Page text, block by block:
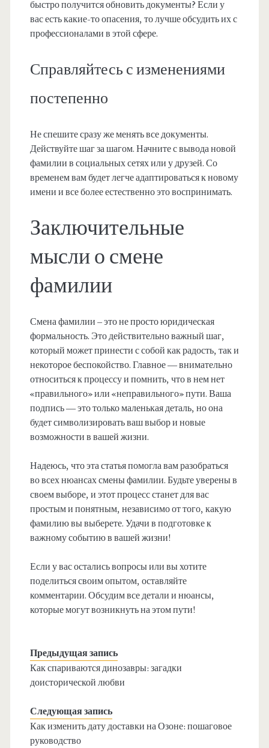
быстро получится обновить документы? Если у
вас есть какие-то опасения, то лучше обсудить их с
профессионалами в этой сфере.
Справляйтесь с изменениями
постепенно
Не спешите сразу же менять все документы.
Действуйте шаг за шагом. Начните с вывода новой
фамилии в социальных сетях или у друзей. Со
временем вам будет легче адаптироваться к новому
имени и все более естественно это воспринимать.
Заключительные
мысли о смене
фамилии
Смена фамилии – это не просто юридическая
формальность. Это действительно важный шаг,
который может принести с собой как радость, так и
некоторое беспокойство. Главное — внимательно
относиться к процессу и помнить, что в нем нет
«правильного» или «неправильного» пути. Ваша
подпись — это только маленькая деталь, но она
будет символизировать ваш выбор и новые
возможности в вашей жизни.
Надеюсь, что эта статья помогла вам разобраться
во всех нюансах смены фамилии. Будьте уверены в
своем выборе, и этот процесс станет для вас
простым и понятным, независимо от того, какую
фамилию вы выберете. Удачи в подготовке к
важному событию в вашей жизни!
Если у вас остались вопросы или вы хотите
поделиться своим опытом, оставляйте
комментарии. Обсудим все детали и нюансы,
которые могут возникнуть на этом пути!
Предыдущая запись
Как спариваются динозавры: загадки
доисторической любви
Следующая запись
Как изменить дату доставки на Озоне: пошаговое
руководство